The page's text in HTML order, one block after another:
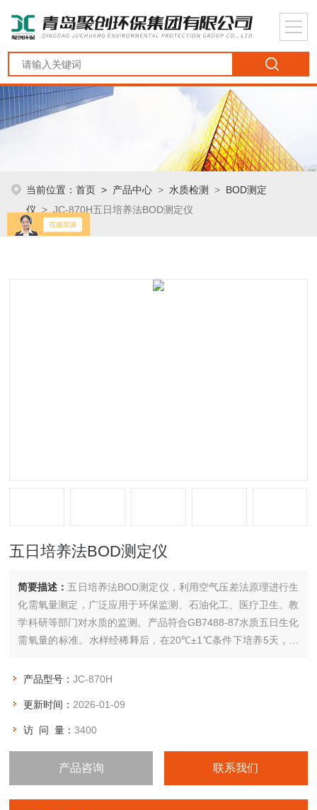
当前位置：首页 > 产品中心 >水质检测 > BOD测定
仪 > JC-870H五日培养法BOD测定仪
五日培养法BOD测定仪
简要描述： 五日培养法BOD测定仪，利用空气压差法原理进行生
化需氧量测定，广泛应用于环保监测、石油化工、医疗卫生、教
学科研等部门对水质的监测。产品符合GB7488-87水质五日生化
需氧量的标准。水样经稀释后，在20℃±1℃条件下培养5天，求
产品型号：JC-870H
更新时间： 2026-01-09
访 问 量：3400
产品咨询 联系我们